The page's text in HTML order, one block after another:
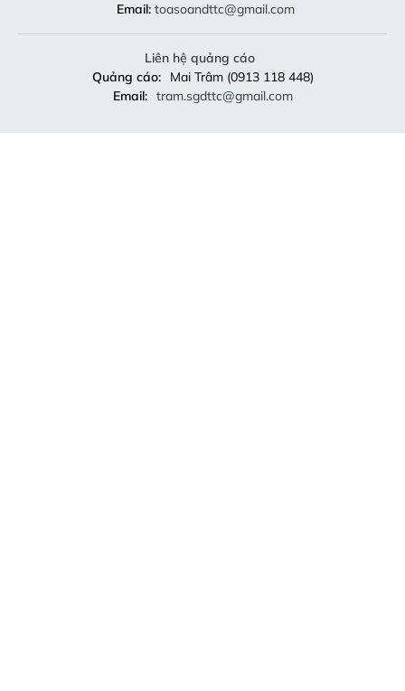
Email: toasoandttc@gmail.com
Liên hệ quảng cáo
Quảng cáo:
Mai Trâm (0913 118 448)
Email: tram.sgdttc@gmail.com